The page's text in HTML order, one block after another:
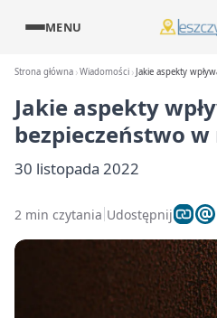
MENU
Strona główna Wiadomości Jakie aspekty
Jakie aspekty
bezpieczeństwo
30 listopada 2022
2 min czytania Udostępnij